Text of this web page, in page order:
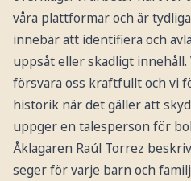
våra plattformar och är
innebär att identifiera och
uppsåt eller skadligt
försvara oss kraftfullt och vi
historik när det gäller att
uppger en talesperson för
Åklagaren Raúl Torrez
seger för varje barn och